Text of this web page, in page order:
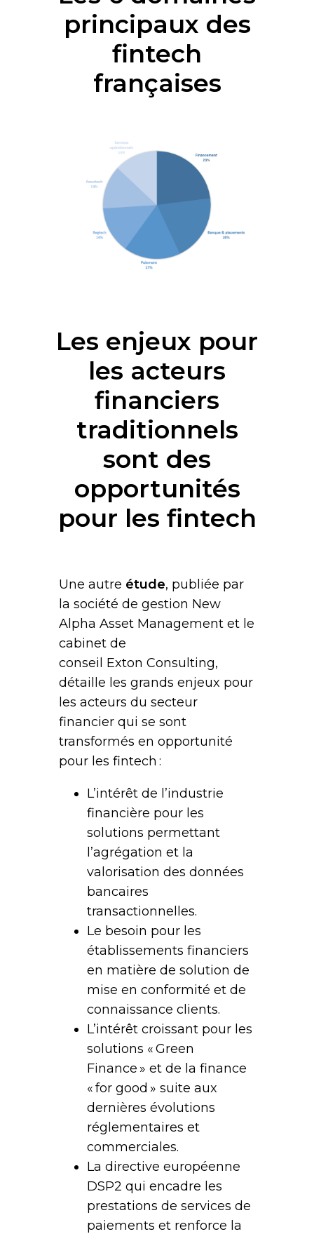
principaux des
fintech
françaises
Les enjeux pour
les acteurs
financiers
traditionnels
sont des
opportunités
pour les fintech
Une autre étude, publiée par
la société de gestion New
Alpha Asset Management et le
cabinet de
conseil Exton Consulting,
détaille les grands enjeux pour
les acteurs du secteur
financier qui se sont
transformés en opportunité
pour les fintech :
L’intérêt de l’industrie
financière pour les
solutions permettant
l’agrégation et la
valorisation des données
bancaires
transactionnelles.
Le besoin pour les
établissements financiers
en matière de solution de
mise en conformité et de
connaissance clients.
L’intérêt croissant pour les
solutions « Green
Finance » et de la finance
« for good » suite aux
dernières évolutions
réglementaires et
commerciales.
La directive européenne
DSP2 qui encadre les
prestations de services de
paiements et renforce la